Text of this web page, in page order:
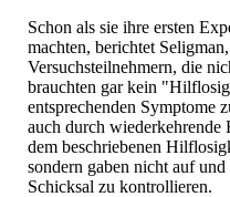
Schon als sie ihre ersten
machten, berichtet
Versuchsteilnehmern, die
brauchten gar kein
entsprechenden Symptome
auch durch
dem beschriebenen
sondern gaben nicht auf
Schicksal zu kontrollieren.